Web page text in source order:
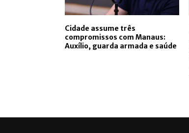
Cidade assume três
compromissos com Manaus:
Auxílio, guarda armada e saúde